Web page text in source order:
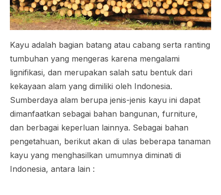
Kayu adalah bagian batang atau cabang serta ranting
tumbuhan yang mengeras karena mengalami
lignifikasi, dan merupakan salah satu bentuk dari
kekayaan alam yang dimiliki oleh Indonesia.
Sumberdaya alam berupa jenis-jenis kayu ini dapat
dimanfaatkan sebagai bahan bangunan, furniture,
dan berbagai keperluan lainnya. Sebagai bahan
pengetahuan, berikut akan di ulas beberapa tanaman
kayu yang menghasilkan umumnya diminati di
Indonesia, antara lain :